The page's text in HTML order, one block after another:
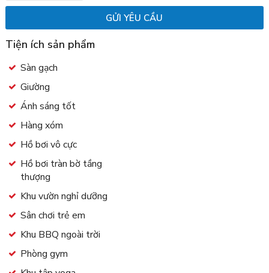
Tiện ích sản phẩm
Sàn gạch
Giường
Ánh sáng tốt
Hàng xóm
Hồ bơi vô cực
Hồ bơi tràn bờ tầng
thượng
Khu vườn nghỉ dưỡng
Sân chơi trẻ em
Khu BBQ ngoài trời
Phòng gym